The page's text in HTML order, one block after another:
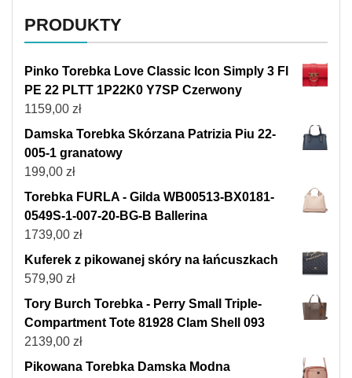
PRODUKTY
Pinko Torebka Love Classic Icon Simply 3 Fl
PE 22 PLTT 1P22K0 Y7SP Czerwony
1159,00 zł
Damska Torebka Skórzana Patrizia Piu 22-
005-1 granatowy
199,00 zł
Torebka FURLA - Gilda WB00513-BX0181-
0549S-1-007-20-BG-B Ballerina
1739,00 zł
Kuferek z pikowanej skóry na łańcuszkach
579,90 zł
Tory Burch Torebka - Perry Small Triple-
Compartment Tote 81928 Clam Shell 093
2139,00 zł
Pikowana Torebka Damska Modna